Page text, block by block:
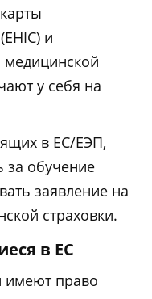
и
медицинской
у себя на
в ЕС/ЕЭП,
за обучение
заявление на
страховки.
в ЕС
имеют право